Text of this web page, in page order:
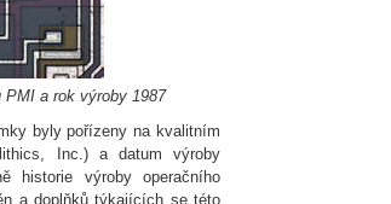
a rok výroby 1987
byly pořízeny na kvalitním
Inc.) a datum výroby
historie výroby operačního
a doplňků týkajících se této